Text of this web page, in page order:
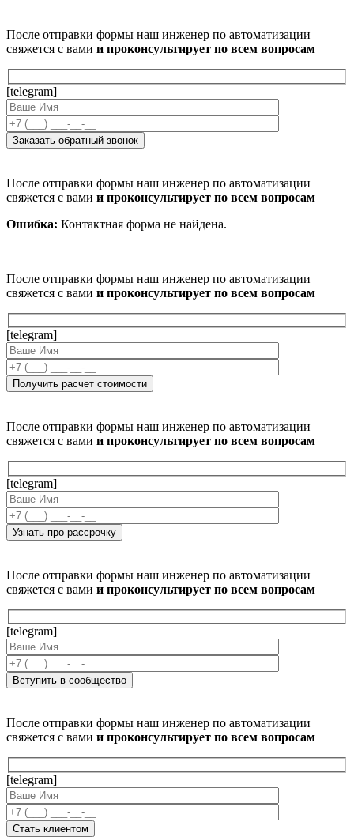
После отправки формы наш инженер по автоматизации
свяжется с вами и проконсультирует по всем вопросам
[telegram]
После отправки формы наш инженер по автоматизации
свяжется с вами и проконсультирует по всем вопросам
Ошибка: Контактная форма не найдена.
После отправки формы наш инженер по автоматизации
свяжется с вами и проконсультирует по всем вопросам
[telegram]
После отправки формы наш инженер по автоматизации
свяжется с вами и проконсультирует по всем вопросам
[telegram]
После отправки формы наш инженер по автоматизации
свяжется с вами и проконсультирует по всем вопросам
[telegram]
После отправки формы наш инженер по автоматизации
свяжется с вами и проконсультирует по всем вопросам
[telegram]